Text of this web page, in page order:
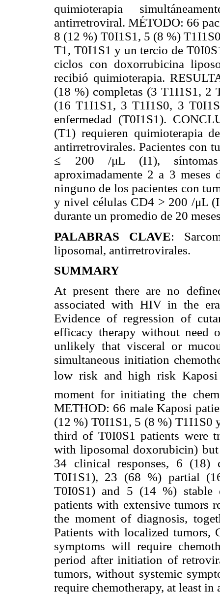
quimioterapia
antirretroviral. MÉTODO: 66
8 (12 %) T0I1S1, 5 (8 %)
T1, T0I1S1 y un tercio de
ciclos con doxorrubicina
recibió quimioterapia.
(18 %) completas (3 T1I1S1, 2
(16 T1I1S1, 3 T1I1S0, 3
enfermedad (T0I1S1).
(T1) requieren quimioterapia
antirretrovirales. Pacientes con
≤ 200 /μL (I1), síntomas
aproximadamente 2 a 3
ninguno de los pacientes con
y nivel células CD4 > 200 /μL
durante un promedio de 20
PALABRAS CLAVE:
liposomal, antirretrovirales.
SUMMARY
At present there are no
associated with HIV in the
Evidence of regression of
efficacy therapy without need
unlikely that visceral or
simultaneous initiation
low risk and high risk
moment for initiating the
METHOD: 66 male Kaposi
(12 %) T0I1S1, 5 (8 %) T1I1S0
third of T0I0S1 patients were
with liposomal doxorubicin)
34 clinical responses, 6 (18)
T0I1S1), 23 (68 %) partial
T0I0S1) and 5 (14 %) stable
patients with extensive tumors
the moment of diagnosis,
Patients with localized tumors,
symptoms will require
period after initiation of
tumors, without systemic
require chemotherapy, at least